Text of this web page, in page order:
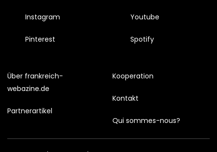
Instagram
Pinterest
Youtube
Spotify
Über frankreich-
webazine.de
Partnerartikel
Kooperation
Kontakt
Qui sommes-nous?